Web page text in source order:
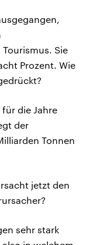
Sie
Prozent. Wie
die Jahre
der
Tonnen
jetzt den
sehr stark